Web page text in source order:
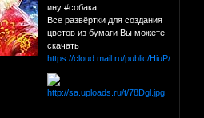
ину #собака
Все развёртки для создания
цветов из бумаги Вы можете
скачать
https://cloud.mail.ru/public/HiuP/